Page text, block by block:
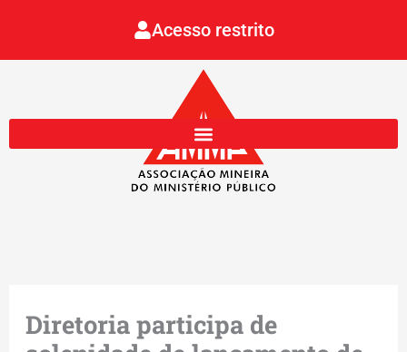
Acesso restrito
Diretoria participa de